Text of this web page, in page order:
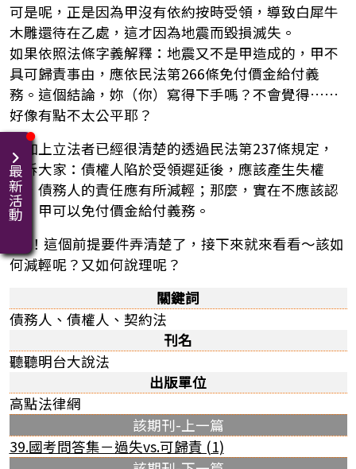
可是呢，正是因為甲沒有依約按時受領，導致白犀牛
木雕還待在乙處，這才因為地震而毀損滅失。
如果依照法條字義解釋：地震又不是甲造成的，甲不
具可歸責事由，應依民法第266條免付價金給付義
務。這個結論，妳（你）寫得下手嗎？不會覺得……
好像有點不太公平耶？
再加上立法者已經很清楚的透過民法第237條規定，
告訴大家：債權人陷於受領遲延後，應該產生失權
效，債務人的責任應有所減輕；那麼，實在不應該認
為：甲可以免付價金給付義務。
OK！這個前提要件弄清楚了，接下來就來看看～該如
何減輕呢？又如何說理呢？
關鍵詞
債務人、債權人、契約法
刊名
聽聽明台大說法
出版單位
高點法律網
該期刊-上一篇
39.國考問答集－過失vs.可歸責 (1)
最新活動